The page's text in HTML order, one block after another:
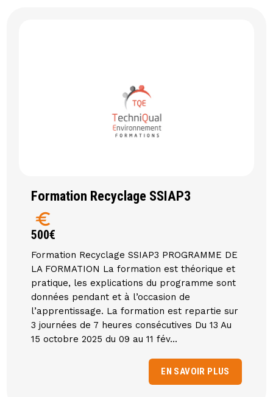
Formation Recyclage SSIAP3
euro
500€
Formation Recyclage SSIAP3 PROGRAMME DE
LA FORMATION La formation est théorique et
pratique, les explications du programme sont
données pendant et à l’occasion de
l’apprentissage. La formation est repartie sur
3 journées de 7 heures consécutives Du 13 Au
15 octobre 2025 du 09 au 11 fév...
EN SAVOIR PLUS